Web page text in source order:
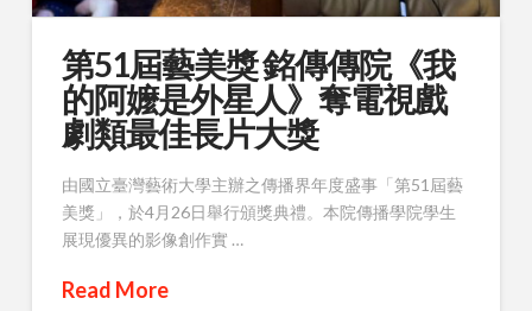
第51屆藝美獎 銘傳傳院《我
的阿嬤是外星人》奪電視戲
劇類最佳長片大獎
由國立臺灣藝術大學主辦之傳播界年度盛事「第51屆藝
美獎」，於4月26日舉行頒獎典禮。本院傳播學院學生
展現優異的影像創作實 …
Read More